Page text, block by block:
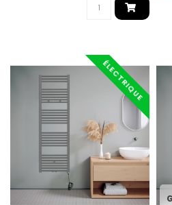
ÉLECTRIQUE